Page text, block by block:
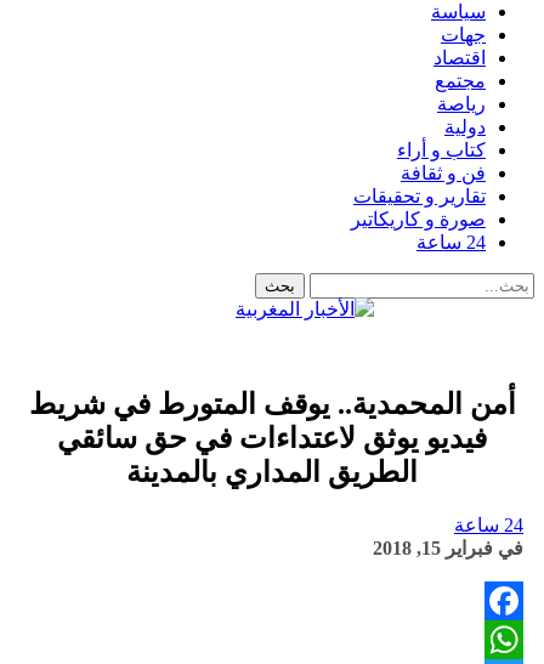
سياسة
جهات
اقتصاد
مجتمع
رياصة
دولية
كتاب و أراء
فن و ثقافة
تقارير و تحقيقات
صورة و كاريكاتير
24 ساعة
أمن المحمدية.. يوقف المتورط في شريط
فيديو يوثق لاعتداءات في حق سائقي
الطريق المداري بالمدينة
24 ساعة
في فبراير 15, 2018
Facebook